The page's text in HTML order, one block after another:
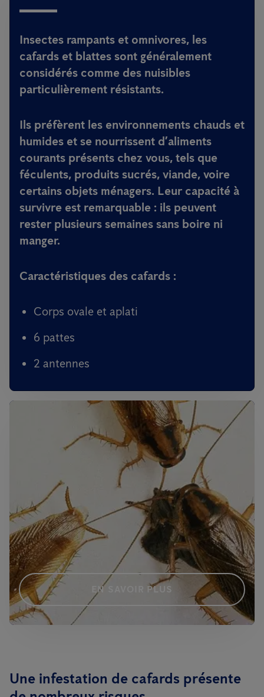
Insectes rampants et omnivores, les
cafards et blattes sont généralement
considérés comme des nuisibles
particulièrement résistants.
Ils préfèrent les environnements chauds et
humides et se nourrissent d’aliments
courants présents chez vous, tels que
féculents, produits sucrés, viande, voire
certains objets ménagers. Leur capacité à
survivre est remarquable : ils peuvent
rester plusieurs semaines sans boire ni
manger.
Caractéristiques des cafards :
Corps ovale et aplati
6 pattes
2 antennes
EN SAVOIR PLUS
Une infestation de cafards présente